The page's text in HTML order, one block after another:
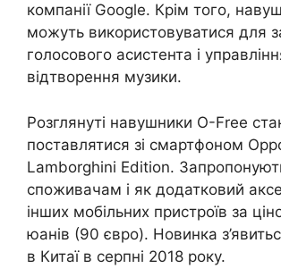
компанії Google. Крім того,
можуть використовуватися для
голосового асистента і
відтворення музики.
Розглянуті навушники O-Free
поставлятися зі смартфоном
Lamborghini Edition.
споживачам і як додатковий
інших мобільних пристроїв за
юанів (90 євро). Новинка
в Китаї в серпні 2018 року.